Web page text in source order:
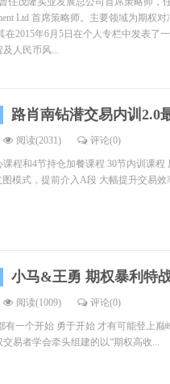
Ltd 首席策略师。主要领域为期权
在2015年6月5日在个人专栏中发表了
人民币风...
路肖南钻潜交易内训2.0
阅读(2031) 评论(0)
课程和4节持仓加餐课程 30节内训课
图模式，提前介入A段 大幅提升交易效
小马&王勇 期权暴利特
阅读(1009) 评论(0)
有一个开始 勇于开始 才有可能登上
易者学会牵头组建的以“期权高收...